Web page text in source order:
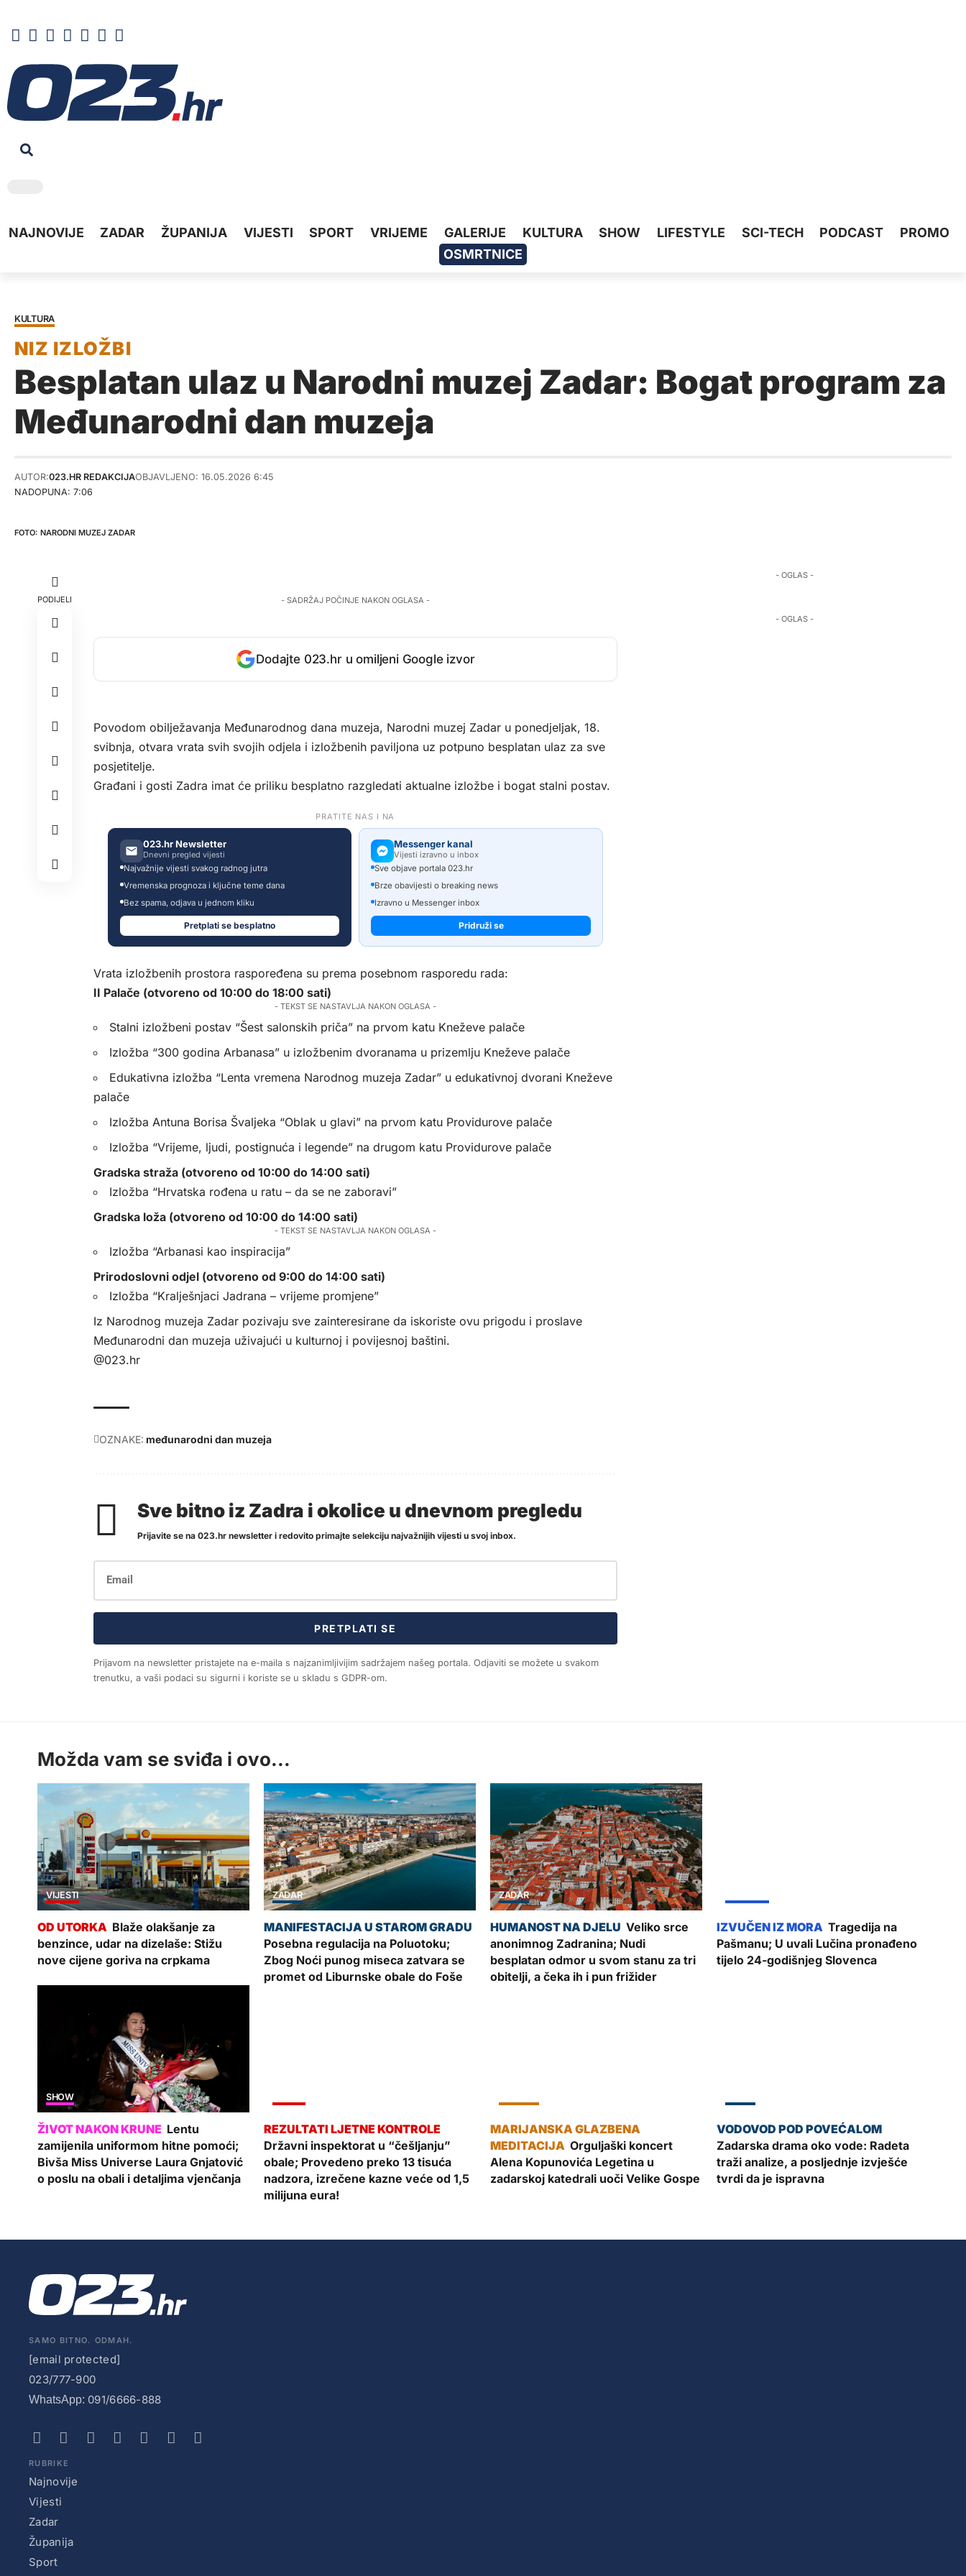
NAJNOVIJE ZADAR ŽUPANIJA VIJESTI SPORT VRIJEME GALERIJE KULTURA SHOW LIFESTYLE SCI-TECH PODCAST
PROMO
OSMRTNICE
KULTURA
Besplatan ulaz u Narodni muzej Zadar: Bogat program za
Međunarodni dan muzeja
NADOPUNA: 7:06
AUTOR:023.HR REDAKCIJAOBJAVLJENO: 16.05.2026 6:45
NARODNI MUZEJ ZADAR
PODIJELI - SADRŽAJ POČINJE NAKON OGLASA -
Dodajte 023.hr u omiljeni Google izvor
Povodom obilježavanja Međunarodnog dana muzeja, Narodni muzej Zadar u ponedjeljak, 18.
svibnja, otvara vrata svih svojih odjela i izložbenih paviljona uz potpuno besplatan ulaz za sve
posjetitelje.
Građani i gosti Zadra imat će priliku besplatno razgledati aktualne izložbe i bogat stalni postav.
PRATITE NAS I NA
023.hr Newsletter
Dnevni pregled vijesti
Najvažnije vijesti svakog radnog jutra
Vremenska prognoza i ključne teme dana
Bez spama, odjava u jednom kliku
Pretplati se besplatno
Messenger kanal
Vijesti izravno u inbox
Sve objave portala 023.hr
Brze obavijesti o breaking news
Izravno u Messenger inbox
Pridruži se
Vrata izložbenih prostora raspoređena su prema posebnom rasporedu rada:
II Palače (otvoreno od 10:00 do 18:00 sati)
- TEKST SE NASTAVLJA NAKON OGLASA -
Stalni izložbeni postav “Šest salonskih priča” na prvom katu Kneževe palače
Izložba “300 godina Arbanasa” u izložbenim dvoranama u prizemlju Kneževe palače
Edukativna izložba “Lenta vremena Narodnog muzeja Zadar” u edukativnoj dvorani Kneževe
palače
Izložba Antuna Borisa Švaljeka “Oblak u glavi” na prvom katu Providurove palače
Izložba “Vrijeme, ljudi, postignuća i legende” na drugom katu Providurove palače
Gradska straža (otvoreno od 10:00 do 14:00 sati)
Izložba “Hrvatska rođena u ratu – da se ne zaboravi”
Gradska loža (otvoreno od 10:00 do 14:00 sati)
- TEKST SE NASTAVLJA NAKON OGLASA -
Izložba “Arbanasi kao inspiracija”
Prirodoslovni odjel (otvoreno od 9:00 do 14:00 sati)
Izložba “Kralješnjaci Jadrana – vrijeme promjene”
Iz Narodnog muzeja Zadar pozivaju sve zainteresirane da iskoriste ovu prigodu i proslave
Međunarodni dan muzeja uživajući u kulturnoj i povijesnoj baštini.
@023.hr
OZNAKE: međunarodni dan muzeja
Sve bitno iz Zadra i okolice u dnevnom pregledu
Prijavite se na 023.hr newsletter i redovito primajte selekciju najvažnijih vijesti u svoj inbox.
PRETPLATI SE
Prijavom na newsletter pristajete na e-maila s najzanimljivijim sadržajem našeg portala. Odjaviti se možete u svakom
trenutku, a vaši podaci su sigurni i koriste se u skladu s GDPR-om.
- OGLAS -
- OGLAS -
Možda vam se sviđa i ovo...
VIJESTI
Blaže olakšanje za
benzince, udar na dizelaše: Stižu
nove cijene goriva na crpkama
ZADAR
Posebna regulacija na Poluotoku;
Zbog Noći punog miseca zatvara se
promet od Liburnske obale do Foše
ZADAR
Veliko srce
anonimnog Zadranina; Nudi
besplatan odmor u svom stanu za tri
obitelji, a čeka ih i pun frižider
Tragedija na
Pašmanu; U uvali Lučina pronađeno
tijelo 24-godišnjeg Slovenca
SHOW
Lentu
zamijenila uniformom hitne pomoći;
Bivša Miss Universe Laura Gnjatović
o poslu na obali i detaljima vjenčanja
Državni inspektorat u “češljanju”
obale; Provedeno preko 13 tisuća
nadzora, izrečene kazne veće od 1,5
milijuna eura!
Orguljaški koncert
Alena Kopunovića Legetina u
zadarskoj katedrali uoči Velike Gospe
Zadarska drama oko vode: Radeta
traži analize, a posljednje izvješće
tvrdi da je ispravna
SAMO BITNO. ODMAH.
[email protected]
023/777-900
WhatsApp: 091/6666-888
RUBRIKE
Najnovije
Vijesti
Zadar
Županija
Sport